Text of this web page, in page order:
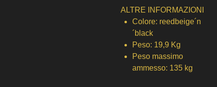
ALTRE INFORMAZIONI
Colore: reedbeige´n
´black
Peso: 19,9 Kg
Peso massimo
ammesso: 135 kg